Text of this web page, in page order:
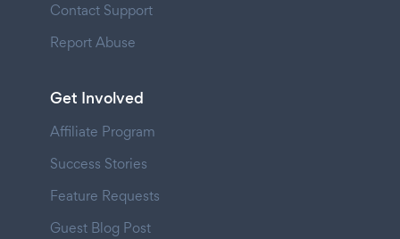
Contact Support
Report Abuse
Get Involved
Affiliate Program
Success Stories
Feature Requests
Guest Blog Post